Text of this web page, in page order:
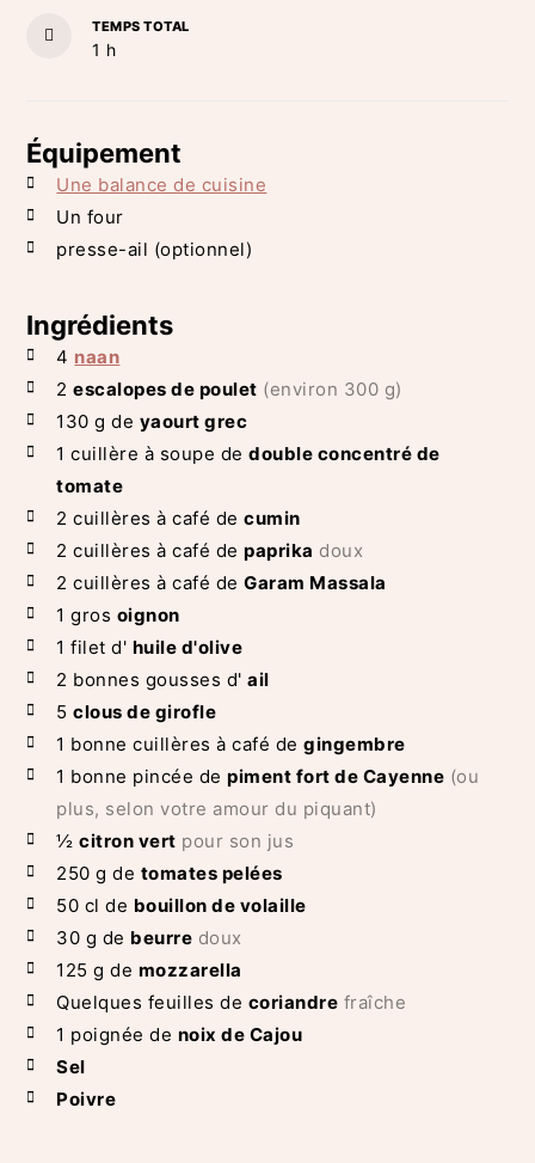
TEMPS TOTAL
1 heure
h
Équipement
Une balance de cuisine
Un four
presse-ail (optionnel)
Ingrédients
4 naan
2 escalopes de poulet (environ 300 g)
130 g de yaourt grec
1 cuillère à soupe de double concentré de
tomate
2 cuillères à café de cumin
2 cuillères à café de paprika doux
2 cuillères à café de Garam Massala
1 gros oignon
1 filet d' huile d'olive
2 bonnes gousses d' ail
5 clous de girofle
1 bonne cuillères à café de gingembre
1 bonne pincée de piment fort de Cayenne (ou
plus, selon votre amour du piquant)
½ citron vert pour son jus
250 g de tomates pelées
50 cl de bouillon de volaille
30 g de beurre doux
125 g de mozzarella
Quelques feuilles de coriandre fraîche
1 poignée de noix de Cajou
Sel
Poivre